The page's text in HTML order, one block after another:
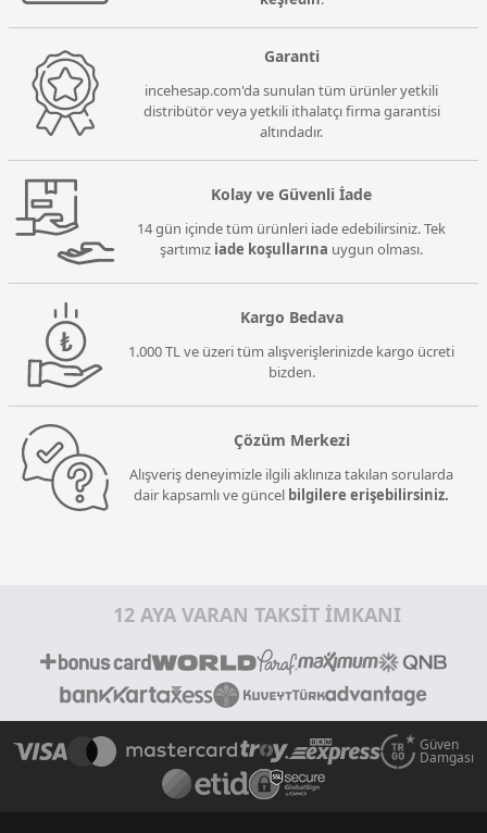
Garanti
incehesap.com'da sunulan tüm ürünler yetkili
distribütör veya yetkili ithalatçı firma garantisi
altındadır.
Kolay ve Güvenli İade
14 gün içinde tüm ürünleri iade edebilirsiniz. Tek
şartımız iade koşullarına uygun olması.
Kargo Bedava
1.000 TL ve üzeri tüm alışverişlerinizde kargo ücreti
bizden.
Çözüm Merkezi
Alışveriş deneyimizle ilgili aklınıza takılan sorularda
dair kapsamlı ve güncel bilgilere erişebilirsiniz.
12 AYA VARAN TAKSİT İMKANI
Güven
Damgası